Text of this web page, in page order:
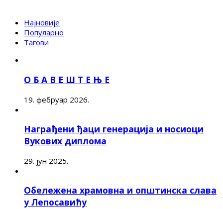
Најновије
Популарно
Тагови
О Б А В Е Ш Т Е Њ Е
19. фебруар 2026.
Награђени ђаци генерација и носиоци
Вукових диплома
29. јун 2025.
Обележена храмовна и општинска слава
у Лепосавићу